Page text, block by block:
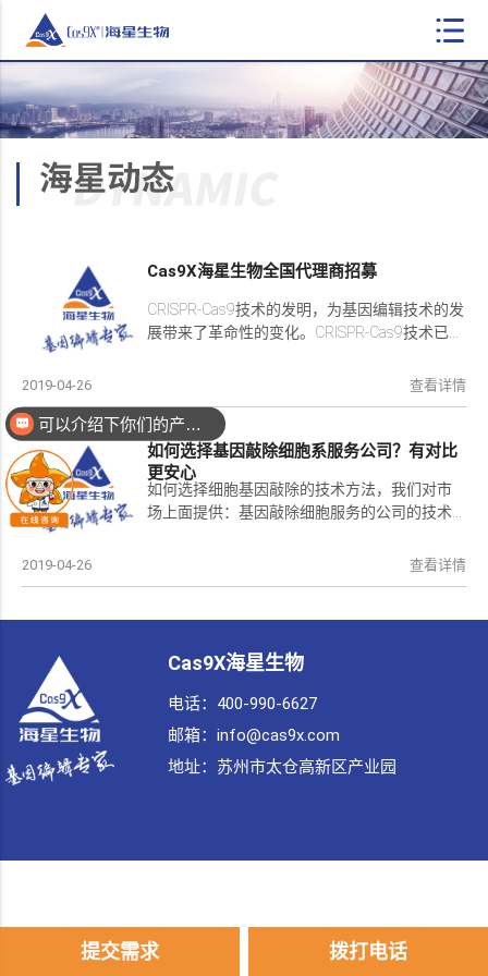
Cas9X海星生物全国代理商招募
CRISPR-Cas9技术的发明，为基因编辑技术的发
展带来了革命性的变化。CRISPR-Cas9技术已...
2019-04-26 查看详情
如何选择基因敲除细胞系服务公司？有对比
更安心
如何选择细胞基因敲除的技术方法，我们对市
场上面提供：基因敲除细胞服务的公司的技术...
2019-04-26 查看详情
Cas9X海星生物
电话：400-990-6627
邮箱：info@cas9x.com
地址：
苏州市太仓高新区产业园
提交需求 拨打电话